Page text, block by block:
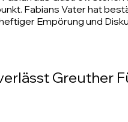
Fabians Vater hat
Empörung und
Greuther